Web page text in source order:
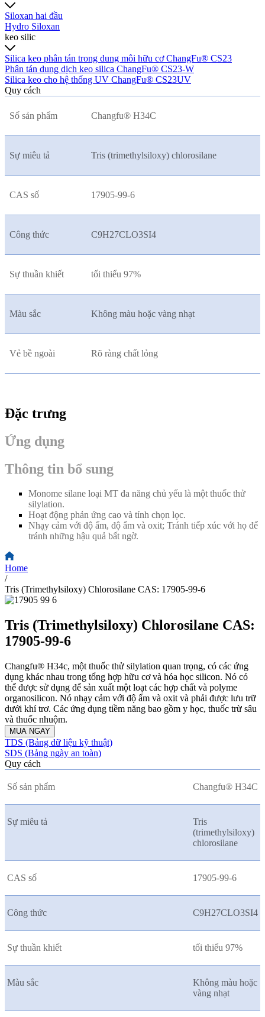
Siloxan hai đầu
Hydro Siloxan
keo silic
Silica keo phân tán trong dung môi hữu cơ ChangFu® CS23
Phân tán dung dịch keo silica ChangFu® CS23-W
Silica keo cho hệ thống UV ChangFu® CS23UV
Quy cách
Số sản phẩm Changfu® H34C
Sự miêu tả Tris (trimethylsiloxy) chlorosilane
CAS số 17905-99-6
Công thức C9H27CLO3SI4
Sự thuần khiết tối thiểu 97%
Màu sắc Không màu hoặc vàng nhạt
Vẻ bề ngoài Rõ ràng chất lỏng
Đặc trưng
Ứng dụng
Thông tin bổ sung
Monome silane loại MT đa năng chủ yếu là một thuốc thử
silylation.
Hoạt động phản ứng cao và tính chọn lọc.
Nhạy cảm với độ ẩm, độ ẩm và oxit; Tránh tiếp xúc với họ để
tránh những hậu quả bất ngờ.
Home
/
Tris (Trimethylsiloxy) Chlorosilane CAS: 17905-99-6
Tris (Trimethylsiloxy) Chlorosilane CAS:
17905-99-6
Changfu® H34c, một thuốc thử silylation quan trọng, có các ứng
dụng khác nhau trong tổng hợp hữu cơ và hóa học silicon. Nó có
thể được sử dụng để sản xuất một loạt các hợp chất và polyme
organosilicon. Nó nhạy cảm với độ ẩm và oxit và phải được lưu trữ
dưới khí trơ. Các ứng dụng tiềm năng bao gồm y học, thuốc trừ sâu
và thuốc nhuộm.
MUA NGAY
TDS (Bảng dữ liệu kỹ thuật)
SDS (Bảng ngày an toàn)
Quy cách
Số sản phẩm Changfu® H34C
Sự miêu tả
Tris
(trimethylsiloxy)
chlorosilane
CAS số 17905-99-6
Công thức C9H27CLO3SI4
Sự thuần khiết tối thiểu 97%
Màu sắc
Không màu hoặc
vàng nhạt